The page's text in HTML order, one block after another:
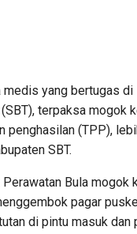
medis yang bertugas
terpaksa mogok
penghasilan (TPP),
SBT.
Bula mogok
pagar
di pintu masuk dan